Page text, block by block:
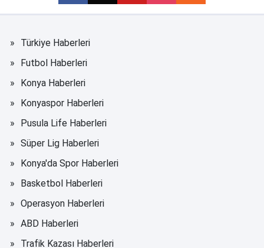
Türkiye Haberleri
Futbol Haberleri
Konya Haberleri
Konyaspor Haberleri
Pusula Life Haberleri
Süper Lig Haberleri
Konya'da Spor Haberleri
Basketbol Haberleri
Operasyon Haberleri
ABD Haberleri
Trafik Kazası Haberleri